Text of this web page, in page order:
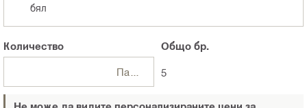
бял
Количество Общо бр.
5